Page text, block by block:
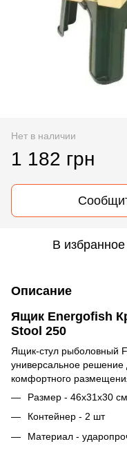
Нет в наличии
1 182 грн
В избранное
Описание
Ящик Energofish
Stool 250
Ящик-стул рыболовный
универсальное
комфортного
Размер - 46х31х30 см
Контейнер - 2 шт
Материал -